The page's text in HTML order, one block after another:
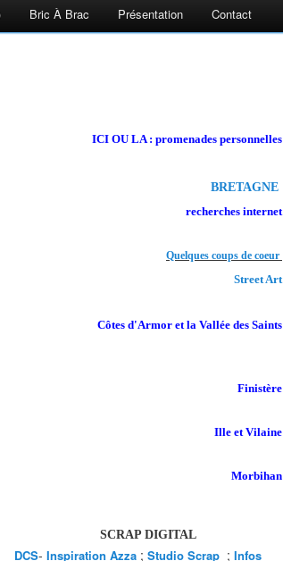
Bric À Brac Présentation Contact
ICI OU LA : promenades personnelles
BRETAGNE
recherches internet
Quelques coups de coeur
Street Art
Côtes d'Armor et la Vallée des Saints
Finistère
Ille et Vilaine
Morbihan
SCRAP DIGITAL
DCS- Inspiration Azza ; Studio Scrap ; Infos